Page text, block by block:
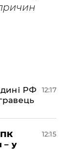
РФ
12:17
– у
12:15